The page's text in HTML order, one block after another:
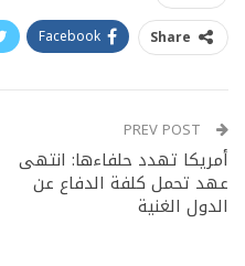
Share
Facebook
أمريكا تهدد حلفاءها: انتهى
عهد تحمل كلفة الدفاع عن
الدول الغنية